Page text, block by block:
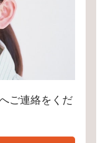
ご連絡をくだ